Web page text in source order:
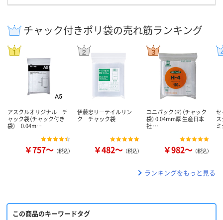
チャック付きポリ袋の売れ筋ランキング
アスクルオリジナル チ
ャック袋（チャック付き
袋） 0.04m…
￥757～ （税込）
伊藤忠リーテイルリン
ク チャック袋
￥482～ （税込）
ユニパック（R）（チャック
袋） 0.04mm厚 生産日本
社 …
￥982～ （税込）
セ
ランキングをもっと見る
この商品のキーワードタグ